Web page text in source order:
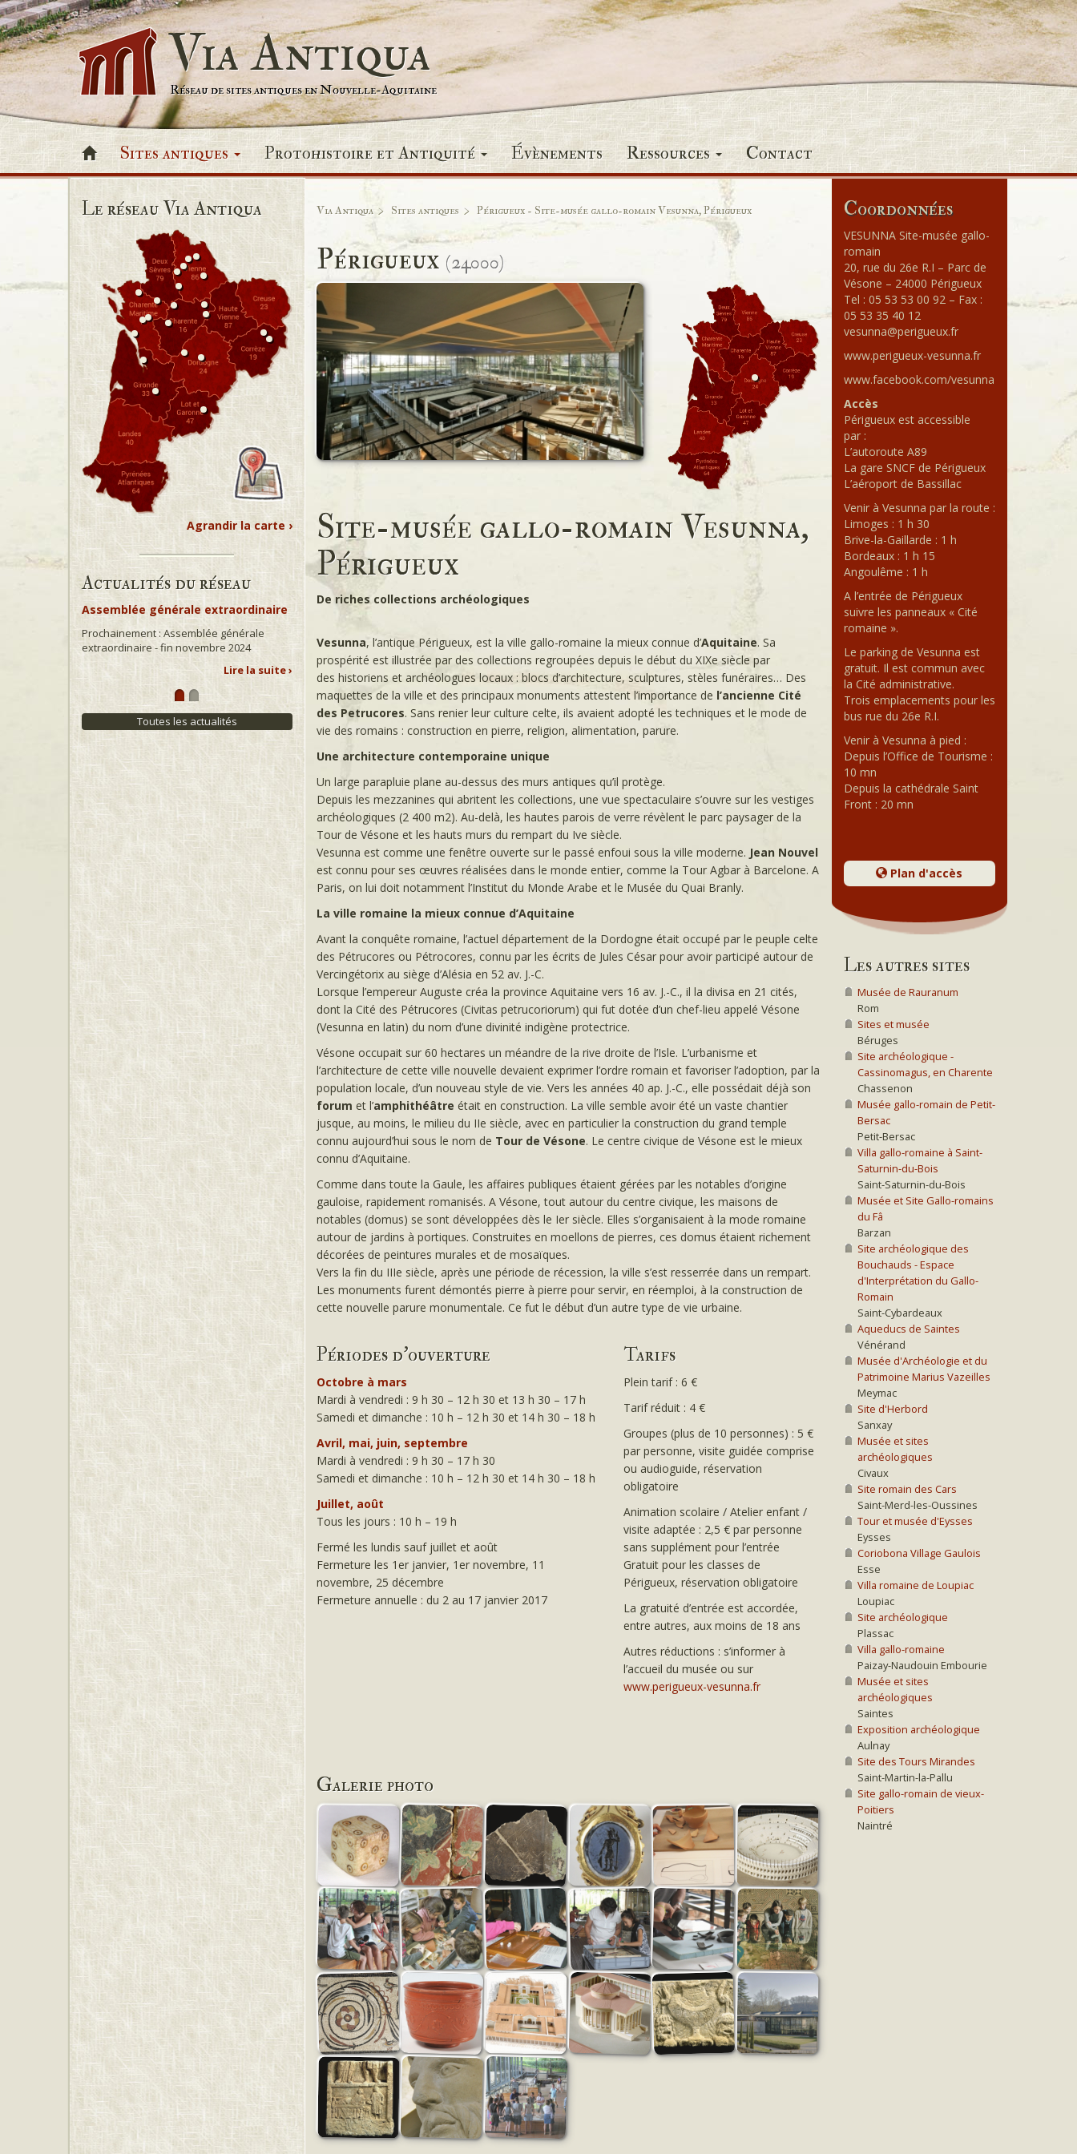
Via Antiqua
Réseau de sites antiques en Nouvelle-Aquitaine
Sites antiques Protohistoire et Antiquité Évènements Ressources Contact
Via Antiqua Sites antiques Périgueux - Site-musée gallo-romain Vesunna, Périgueux
Périgueux (24000)
Site-musée gallo-romain Vesunna,
Périgueux
De riches collections archéologiques
Vesunna, l’antique Périgueux, est la ville gallo-romaine la mieux connue d’Aquitaine. Sa
prospérité est illustrée par des collections regroupées depuis le début du XIXe siècle par
des historiens et archéologues locaux : blocs d’architecture, sculptures, stèles funéraires… Des
maquettes de la ville et des principaux monuments attestent l’importance de l’ancienne Cité
des Petrucores. Sans renier leur culture celte, ils avaient adopté les techniques et le mode de
vie des romains : construction en pierre, religion, alimentation, parure.
Une architecture contemporaine unique
Un large parapluie plane au-dessus des murs antiques qu’il protège.
Depuis les mezzanines qui abritent les collections, une vue spectaculaire s’ouvre sur les vestiges
archéologiques (2 400 m2). Au-delà, les hautes parois de verre révèlent le parc paysager de la
Tour de Vésone et les hauts murs du rempart du Ive siècle.
Vesunna est comme une fenêtre ouverte sur le passé enfoui sous la ville moderne. Jean Nouvel
est connu pour ses œuvres réalisées dans le monde entier, comme la Tour Agbar à Barcelone. A
Paris, on lui doit notamment l’Institut du Monde Arabe et le Musée du Quai Branly.
La ville romaine la mieux connue d’Aquitaine
Avant la conquête romaine, l’actuel département de la Dordogne était occupé par le peuple celte
des Pétrucores ou Pétrocores, connu par les écrits de Jules César pour avoir participé autour de
Vercingétorix au siège d’Alésia en 52 av. J.-C.
Lorsque l’empereur Auguste créa la province Aquitaine vers 16 av. J.-C., il la divisa en 21 cités,
dont la Cité des Pétrucores (Civitas petrucoriorum) qui fut dotée d’un chef-lieu appelé Vésone
(Vesunna en latin) du nom d’une divinité indigène protectrice.
Vésone occupait sur 60 hectares un méandre de la rive droite de l’Isle. L’urbanisme et
l’architecture de cette ville nouvelle devaient exprimer l’ordre romain et favoriser l’adoption, par la
population locale, d’un nouveau style de vie. Vers les années 40 ap. J.-C., elle possédait déjà son
forum et l’amphithéâtre était en construction. La ville semble avoir été un vaste chantier
jusque, au moins, le milieu du IIe siècle, avec en particulier la construction du grand temple
connu aujourd’hui sous le nom de Tour de Vésone. Le centre civique de Vésone est le mieux
connu d’Aquitaine.
Comme dans toute la Gaule, les affaires publiques étaient gérées par les notables d’origine
gauloise, rapidement romanisés. A Vésone, tout autour du centre civique, les maisons de
notables (domus) se sont développées dès le Ier siècle. Elles s’organisaient à la mode romaine
autour de jardins à portiques. Construites en moellons de pierres, ces domus étaient richement
décorées de peintures murales et de mosaïques.
Vers la fin du IIIe siècle, après une période de récession, la ville s’est resserrée dans un rempart.
Les monuments furent démontés pierre à pierre pour servir, en réemploi, à la construction de
cette nouvelle parure monumentale. Ce fut le début d’un autre type de vie urbaine.
Périodes d'ouverture
Octobre à mars
Mardi à vendredi : 9 h 30 – 12 h 30 et 13 h 30 – 17 h
Samedi et dimanche : 10 h – 12 h 30 et 14 h 30 – 18 h
Avril, mai, juin, septembre
Mardi à vendredi : 9 h 30 – 17 h 30
Samedi et dimanche : 10 h – 12 h 30 et 14 h 30 – 18 h
Juillet, août
Tous les jours : 10 h – 19 h
Fermé les lundis sauf juillet et août
Fermeture les 1er janvier, 1er novembre, 11
novembre, 25 décembre
Fermeture annuelle : du 2 au 17 janvier 2017
Tarifs
Plein tarif : 6 €
Tarif réduit : 4 €
Groupes (plus de 10 personnes) : 5 €
par personne, visite guidée comprise
ou audioguide, réservation
obligatoire
Animation scolaire / Atelier enfant /
visite adaptée : 2,5 € par personne
sans supplément pour l’entrée
Gratuit pour les classes de
Périgueux, réservation obligatoire
La gratuité d’entrée est accordée,
entre autres, aux moins de 18 ans
Autres réductions : s’informer à
l’accueil du musée ou sur
www.perigueux-vesunna.fr
Galerie photo
Coordonnées
VESUNNA Site-musée gallo-
romain
20, rue du 26e R.I – Parc de
Vésone – 24000 Périgueux
Tel : 05 53 53 00 92 – Fax :
05 53 35 40 12
vesunna@perigueux.fr
www.perigueux-vesunna.fr
www.facebook.com/vesunna
Accès
Périgueux est accessible
par :
L’autoroute A89
La gare SNCF de Périgueux
L’aéroport de Bassillac
Venir à Vesunna par la route :
Limoges : 1 h 30
Brive-la-Gaillarde : 1 h
Bordeaux : 1 h 15
Angoulême : 1 h
A l’entrée de Périgueux
suivre les panneaux « Cité
romaine ».
Le parking de Vesunna est
gratuit. Il est commun avec
la Cité administrative.
Trois emplacements pour les
bus rue du 26e R.I.
Venir à Vesunna à pied :
Depuis l’Office de Tourisme :
10 mn
Depuis la cathédrale Saint
Front : 20 mn
Plan d'accès
Les autres sites
Musée de Rauranum
Rom
Sites et musée
Béruges
Site archéologique -
Cassinomagus, en Charente
Chassenon
Musée gallo-romain de Petit-
Bersac
Petit-Bersac
Villa gallo-romaine à Saint-
Saturnin-du-Bois
Saint-Saturnin-du-Bois
Musée et Site Gallo-romains
du Fâ
Barzan
Site archéologique des
Bouchauds - Espace
d'Interprétation du Gallo-
Romain
Saint-Cybardeaux
Aqueducs de Saintes
Vénérand
Musée d'Archéologie et du
Patrimoine Marius Vazeilles
Meymac
Site d'Herbord
Sanxay
Musée et sites
archéologiques
Civaux
Site romain des Cars
Saint-Merd-les-Oussines
Tour et musée d'Eysses
Eysses
Coriobona Village Gaulois
Esse
Villa romaine de Loupiac
Loupiac
Site archéologique
Plassac
Villa gallo-romaine
Paizay-Naudouin Embourie
Musée et sites
archéologiques
Saintes
Exposition archéologique
Aulnay
Site des Tours Mirandes
Saint-Martin-la-Pallu
Site gallo-romain de vieux-
Poitiers
Naintré
Le réseau Via Antiqua
Agrandir la carte ›
Actualités du réseau
Assemblée générale extraordinaire
Prochainement : Assemblée générale
extraordinaire - fin novembre 2024
Lire la suite ›
Toutes les actualités